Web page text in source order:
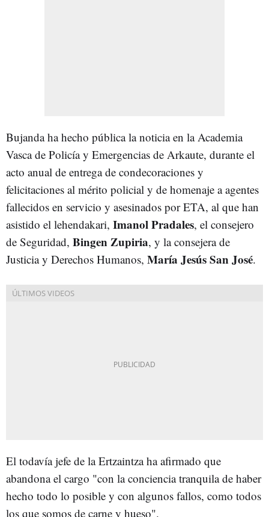
Bujanda ha hecho pública la noticia en la Academia
Vasca de Policía y Emergencias de Arkaute, durante el
acto anual de entrega de condecoraciones y
felicitaciones al mérito policial y de homenaje a agentes
fallecidos en servicio y asesinados por ETA, al que han
asistido el lehendakari, Imanol Pradales, el consejero
de Seguridad, Bingen Zupiria, y la consejera de
Justicia y Derechos Humanos, María Jesús San José.
El todavía jefe de la Ertzaintza ha afirmado que
abandona el cargo "con la conciencia tranquila de haber
hecho todo lo posible y con algunos fallos, como todos
los que somos de carne y hueso".